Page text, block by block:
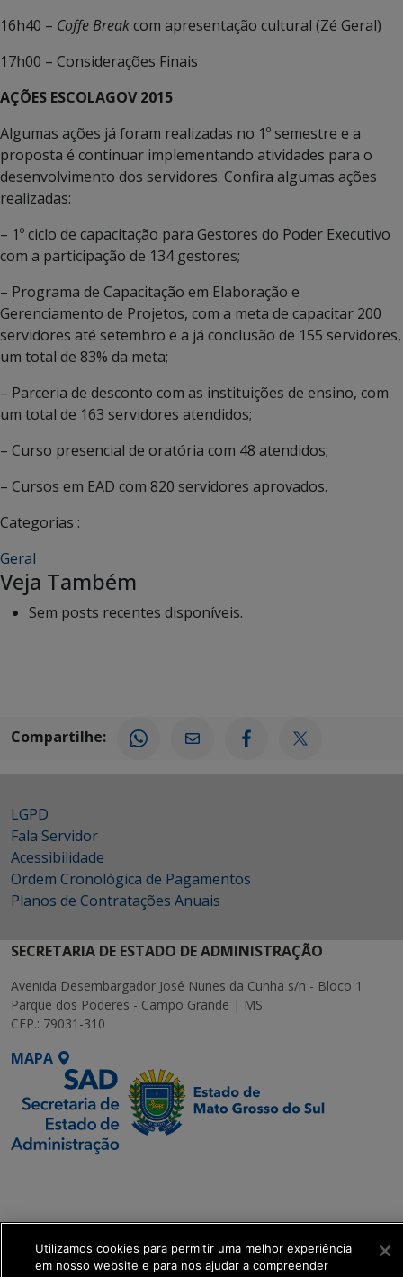
16h40 – Coffe Breakcom apresentação cultural (Zé Geral)
17h00 – Considerações Finais
AÇÕES ESCOLAGOV 2015
Algumas ações já foram realizadas no 1º semestre e a
proposta é continuar implementando atividades para o
desenvolvimento dos servidores. Confira algumas ações
realizadas:
– 1º ciclo de capacitação para Gestores do Poder Executivo
com a participação de 134 gestores;
– Programa de Capacitação em Elaboração e
Gerenciamento de Projetos, com a meta de capacitar 200
servidores até setembro e a já conclusão de 155 servidores,
um total de 83% da meta;
– Parceria de desconto com as instituições de ensino, com
um total de 163 servidores atendidos;
– Curso presencial de oratória com 48 atendidos;
– Cursos em EAD com 820 servidores aprovados.
Categorias :
Geral
Veja Também
Sem posts recentes disponíveis.
Compartilhe:
LGPD
Fala Servidor
Acessibilidade
Ordem Cronológica de Pagamentos
Planos de Contratações Anuais
SECRETARIA DE ESTADO DE ADMINISTRAÇÃO
Avenida Desembargador José Nunes da Cunha s/n - Bloco 1
Parque dos Poderes - Campo Grande | MS
CEP.: 79031-310
MAPA
Transformação Digital
get_footer();
Utilizamos cookies para permitir uma melhor experiência
em nosso website e para nos ajudar a compreender